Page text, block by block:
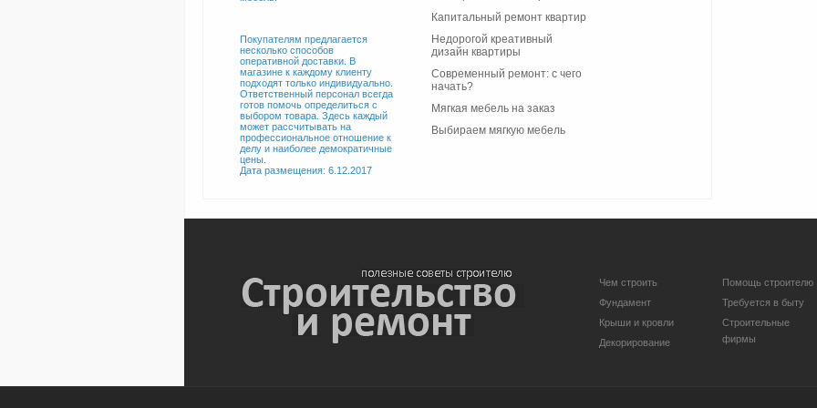
Покупателям предлагается
несколько способов
оперативной доставки. В
магазине к каждому клиенту
подходят только индивидуально.
Ответственный персонал всегда
готов помочь определиться с
выбором товара. Здесь каждый
может рассчитывать на
профессиональное отношение к
делу и наиболее демократичные
цены.
Дата размещения: 6.12.2017
Капитальный ремонт квартир
Недорогой креативный
дизайн квартиры
Современный ремонт: с чего
начать?
Мягкая мебель на заказ
Выбираем мягкую мебель
Чем строить
Фундамент
Крыши и кровли
Декорирование
Помощь строителю
Требуется в быту
Строительные
фирмы